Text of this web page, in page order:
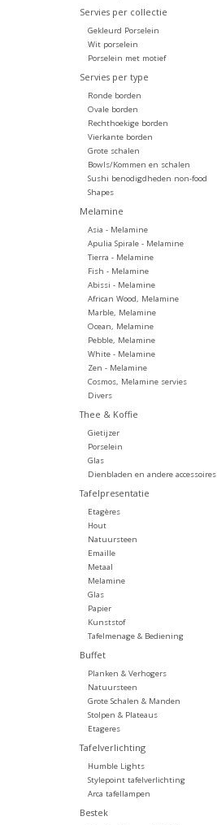
Servies per collectie
Gekleurd Porselein
Wit porselein
Porselein met motief
Servies per type
Ronde borden
Ovale borden
Rechthoekige borden
Vierkante borden
Grote schalen
Bowls/Kommen en schalen
Sushi benodigdheden non-food
Shapes
Melamine
Asia - Melamine
Apulia Spirale - Melamine
Tierra - Melamine
Fish - Melamine
Abissi - Melamine
African Wood, Melamine
Marble, Melamine
Ocean, Melamine
Pebble, Melamine
White - Melamine
Zen - Melamine
Cosmos, Melamine servies
Divers
Thee & Koffie
Gietijzer
Porselein
Glas
Dienbladen en andere accessoires
Tafelpresentatie
Etagères
Hout
Natuursteen
Emaille
Metaal
Melamine
Glas
Papier
Kunststof
Tafelmenage & Bediening
Buffet
Planken & Verhogers
Natuursteen
Grote Schalen & Manden
Stolpen & Plateaus
Etageres
Tafelverlichting
Humble Lights
Stylepoint tafelverlichting
Arca tafellampen
Bestek